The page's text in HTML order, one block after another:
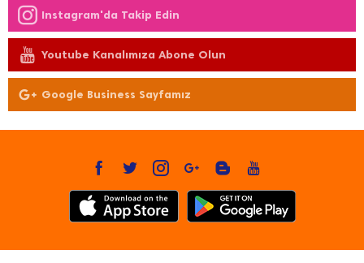
Instagram'da Takip Edin
Youtube Kanalımıza Abone Olun
Google Business Sayfamız